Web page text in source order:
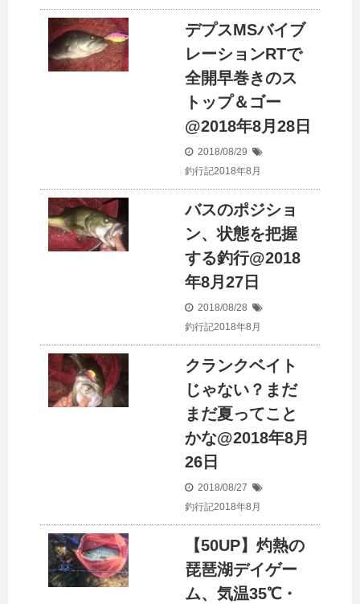
デプスMSバイブ
レーションRTで
全開早巻きのス
トップ＆ゴー
@2018年8月28日
2018/08/29
釣行記2018年8月
バスのポジショ
ン、状態を把握
する釣行@2018
年8月27日
2018/08/28
釣行記2018年8月
クランクベイト
じゃない？まだ
まだ夏ってこと
かな@2018年8月
26日
2018/08/27
釣行記2018年8月
【50UP】灼熱の
琵琶湖デイゲー
ム、気温35℃・